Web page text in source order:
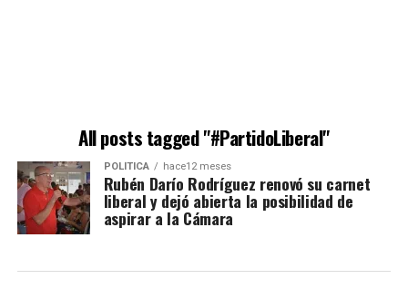
All posts tagged "#PartidoLiberal"
POLÍTICA hace12 meses
Rubén Darío Rodríguez renovó su carnet
liberal y dejó abierta la posibilidad de
aspirar a la Cámara